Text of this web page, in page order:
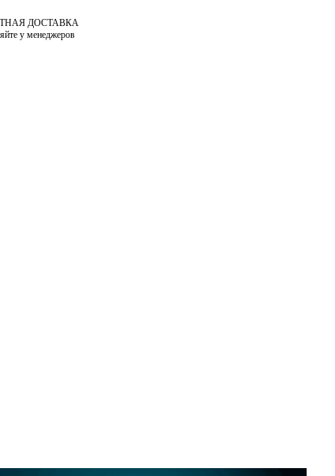
ДОСТАВКА
у менеджеров